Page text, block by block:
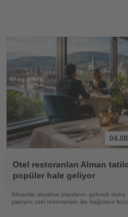
Oku
Otel restoranları Alman
popüler hale geliyor
Almanlar seyahat planlarını giderek
yapıyor, otel restoranları ise bağımsız